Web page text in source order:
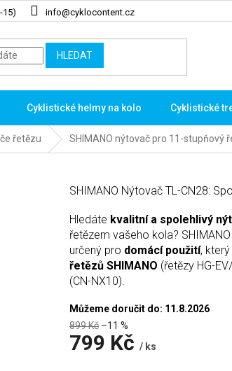
info@cyklocontent.cz
HLEDAT
Cyklistické helmy na kolo Cyklistické
řetězu SHIMANO nýtovač pro 11-stupňový
899 Kč –11 %
799 Kč / ks
Můžeme doručit do: 11.8.2026
SHIMANO Nýtovač TL-CN28:
Hledáte kvalitní a spolehlivý
řetězem vašeho kola?
určený pro domácí použití,
řetězů SHIMANO (řetězy HG-
(CN-NX10).